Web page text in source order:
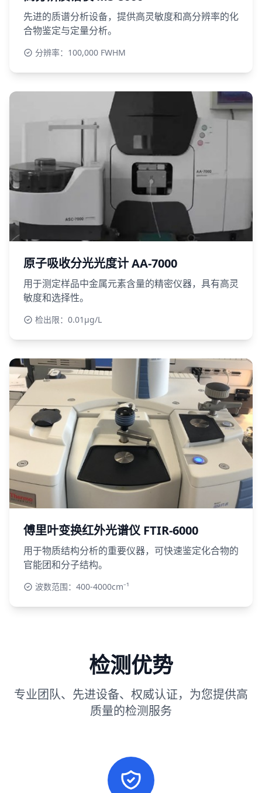
先进的质谱分析设备，提供高灵敏度和高分辨率的化
合物鉴定与定量分析。
分辨率：100,000 FWHM
原子吸收分光光度计 AA-7000
用于测定样品中金属元素含量的精密仪器，具有高灵
敏度和选择性。
检出限：0.01μg/L
傅里叶变换红外光谱仪 FTIR-6000
用于物质结构分析的重要仪器，可快速鉴定化合物的
官能团和分子结构。
波数范围：400-4000cm⁻¹
检测优势
专业团队、先进设备、权威认证，为您提供高
质量的检测服务